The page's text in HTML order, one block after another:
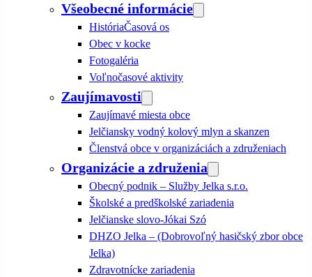
Všeobecné informácie
HistóriaČasová os
Obec v kocke
Fotogaléria
Voľnočasové aktivity
Zaujímavosti
Zaujímavé miesta obce
Jelčiansky vodný kolový mlyn a skanzen
Členstvá obce v organizáciách a združeniach
Organizácie a združenia
Obecný podnik – Služby Jelka s.r.o.
Školské a predškolské zariadenia
Jelčianske slovo-Jókai Szó
DHZO Jelka – (Dobrovoľný hasičský zbor obce
Jelka)
Zdravotnícke zariadenia